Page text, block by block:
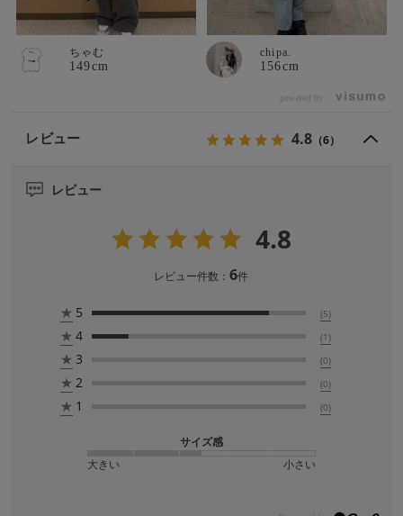
ちゃむ
149cm
chipa.
156cm
powered by
レビュー 4.8 （6）
レビュー
4.8
レビュー件数：6件
★ 5 (5)
★ 4 (1)
★ 3 (0)
★ 2 (0)
★ 1 (0)
サイズ感
大きい
小さい